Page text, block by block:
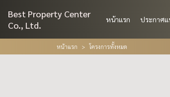
Best Property Center
Co., Ltd.
หน้าแรก ประกาศ
หน้าแรก โครงการทั้งหมด